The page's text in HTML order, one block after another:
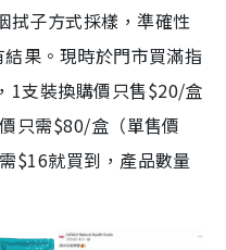
拭子方式採樣，準確性
果。現時於門市買滿指
1支裝換購價只售$20/盒
只需$80/盒（單售價
$16就買到，產品數量